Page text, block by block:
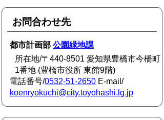
お問合わせ先
都市計画部公園緑地課
所在地/〒440-8501 愛知県豊橋市今橋町
1番地 (豊橋市役所 東館9階)
電話番号/0532-51-2650 E-mail/
koenryokuchi@city.toyohashi.lg.jp